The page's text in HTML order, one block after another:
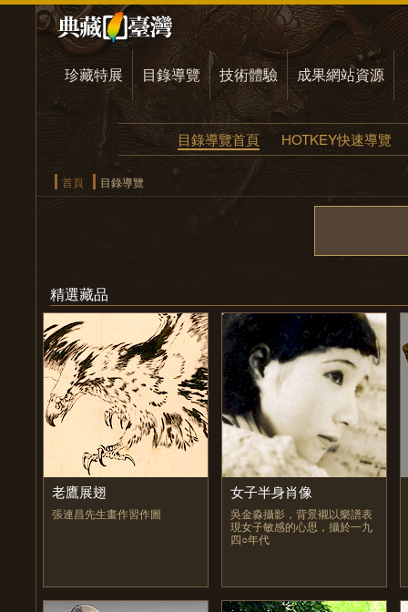
珍藏特展 目錄導覽 技術體驗 成果網站資源
目錄導覽首頁 HOTKEY快速導覽
首頁 目錄導覽
精選藏品
老鷹展翅
張連昌先生畫作習作圖
女子半身肖像
吳金淼攝影，背景襯以樂譜表
現女子敏感的心思，攝於一九
四○年代